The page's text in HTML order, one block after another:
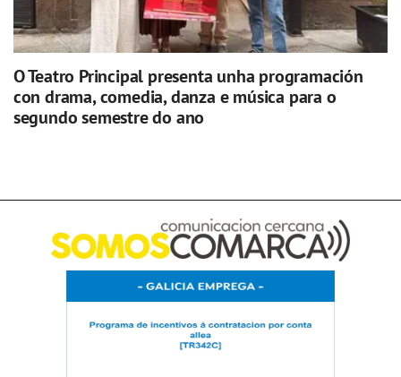
O Teatro Principal presenta unha programación
con drama, comedia, danza e música para o
segundo semestre do ano